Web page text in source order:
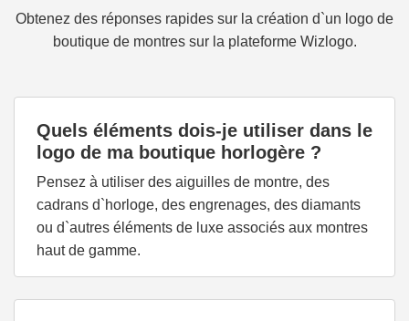
Obtenez des réponses rapides sur la création d`un logo de
boutique de montres sur la plateforme Wizlogo.
Quels éléments dois-je utiliser dans le
logo de ma boutique horlogère ?
Pensez à utiliser des aiguilles de montre, des
cadrans d`horloge, des engrenages, des diamants
ou d`autres éléments de luxe associés aux montres
haut de gamme.